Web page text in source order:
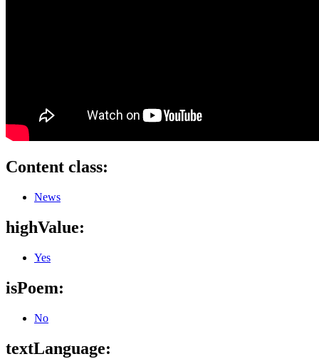
Content class:
News
highValue:
Yes
isPoem:
No
textLanguage: